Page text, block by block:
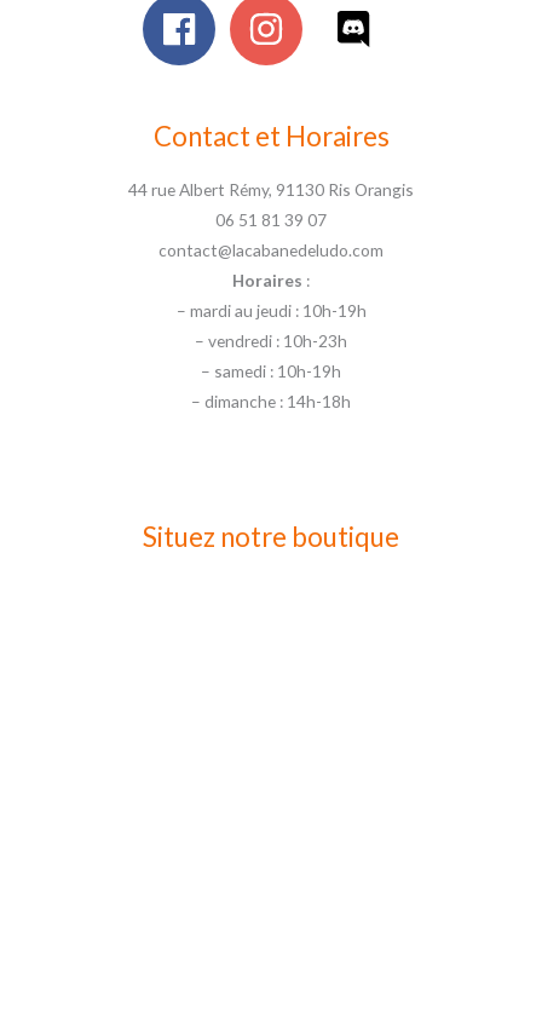
Contact et Horaires
44 rue Albert Rémy, 91130 Ris Orangis
06 51 81 39 07
contact@lacabanedeludo.com
Horaires :
– mardi au jeudi : 10h-19h
– vendredi : 10h-23h
– samedi : 10h-19h
– dimanche : 14h-18h
Situez notre boutique